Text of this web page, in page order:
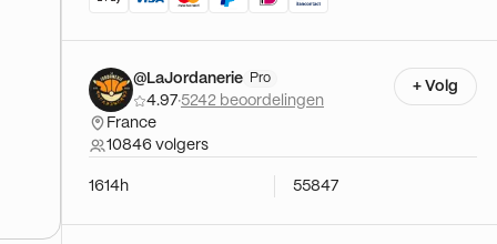
@LaJordanerie Pro
4.97·5242 beoordelingen
France
10846 volgers
+ Volg
1614h 55847